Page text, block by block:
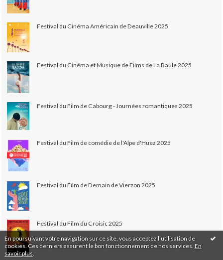
En poursuivant votre navigation sur ce site, vous acceptez l'utilisation de
cookies. Ces derniers assurent le bon fonctionnement de nos services. En
savoir plus
Festival du Cinéma Américain de Deauville 2025
Festival du Cinéma et Musique de Films de La Baule 2025
Festival du Film de Cabourg - Journées romantiques 2025
Festival du Film de comédie de l'Alpe d'Huez 2025
Festival du Film de Demain de Vierzon 2025
Festival du Film du Croisic 2025